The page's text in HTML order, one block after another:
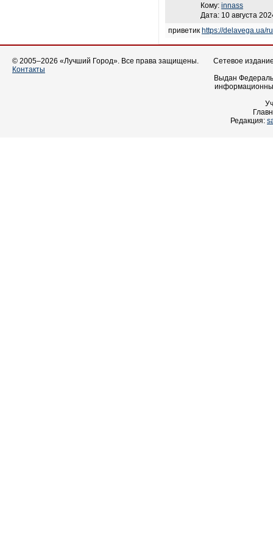
Кому: innass
Дата: 10 августа
приветик https://delavega.ua/
© 2005–2026 «Лучший Город». Все права защищены.
Контакты
Сетевое
Выдан
Редакция: